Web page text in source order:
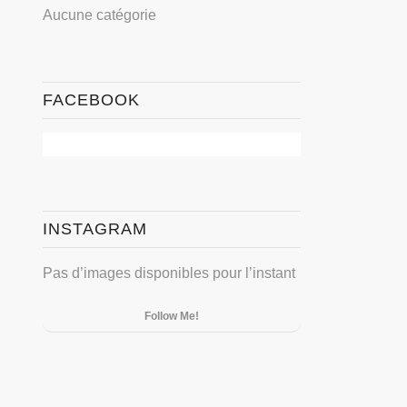
Aucune catégorie
FACEBOOK
INSTAGRAM
Pas d’images disponibles pour l’instant
Follow Me!